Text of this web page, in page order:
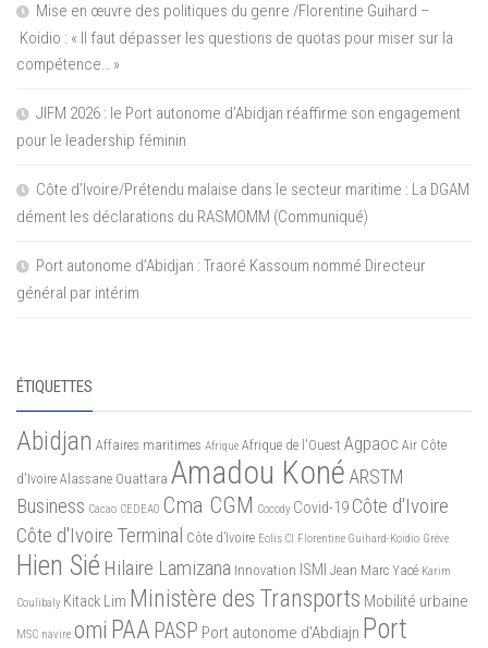
Mise en œuvre des politiques du genre /Florentine Guihard –
Koidio : « Il faut dépasser les questions de quotas pour miser sur la
compétence… »
JIFM 2026 : le Port autonome d’Abidjan réaffirme son engagement
pour le leadership féminin
Côte d’Ivoire/Prétendu malaise dans le secteur maritime : La DGAM
dément les déclarations du RASMOMM (Communiqué)
Port autonome d’Abidjan : Traoré Kassoum nommé Directeur
général par intérim
ÉTIQUETTES
Abidjan Affaires maritimes Afrique Afrique de l'Ouest Agpaoc Air Côte
d'Ivoire Alassane Ouattara Amadou Koné ARSTM
Business Cacao CEDEAO Cma CGM Cocody Covid-19 Côte d'Ivoire
Côte d'Ivoire Terminal Côte d’Ivoire Eolis CI Florentine Guihard-Koidio Grève
Hien Sié Hilaire Lamizana Innovation ISMI Jean Marc Yacé Karim
Coulibaly Kitack Lim Ministère des Transports Mobilité urbaine
MSC navire omi PAA PASP Port autonome d'Abdiajn Port